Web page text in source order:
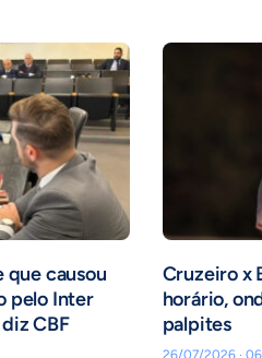
que causou
pelo Inter
CBF
Cruzeiro x
horário,
palpites
26/07/2026 ·